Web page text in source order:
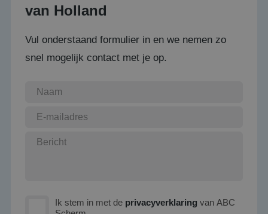
van Holland
Vul onderstaand formulier in en we nemen zo
snel mogelijk contact met je op.
Ik stem in met de privacyverklaring van ABC